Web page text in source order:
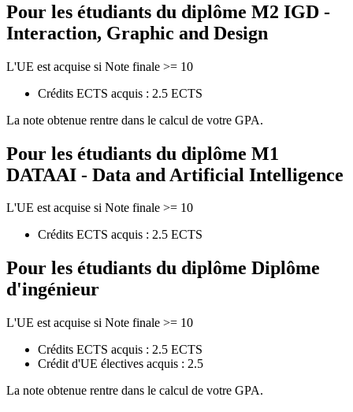
Pour les étudiants du diplôme M2 IGD -
Interaction, Graphic and Design
L'UE est acquise si Note finale >= 10
Crédits ECTS acquis : 2.5 ECTS
La note obtenue rentre dans le calcul de votre GPA.
Pour les étudiants du diplôme M1
DATAAI - Data and Artificial Intelligence
L'UE est acquise si Note finale >= 10
Crédits ECTS acquis : 2.5 ECTS
Pour les étudiants du diplôme Diplôme
d'ingénieur
L'UE est acquise si Note finale >= 10
Crédits ECTS acquis : 2.5 ECTS
Crédit d'UE électives acquis : 2.5
La note obtenue rentre dans le calcul de votre GPA.